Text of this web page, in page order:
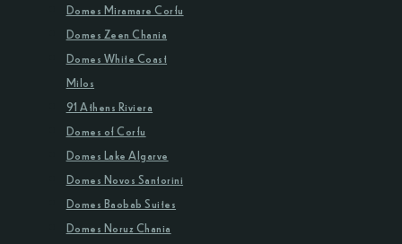
Domes Miramare Corfu
Domes Zeen Chania
Domes White Coast
Milos
91 Athens Riviera
Domes of Corfu
Domes Lake Algarve
Domes Novos Santorini
Domes Baobab Suites
Domes Noruz Chania